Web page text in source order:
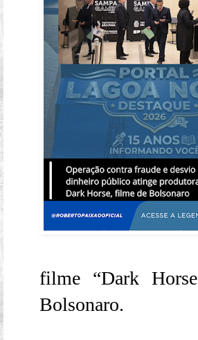
filme “Dark
Bolsonaro.